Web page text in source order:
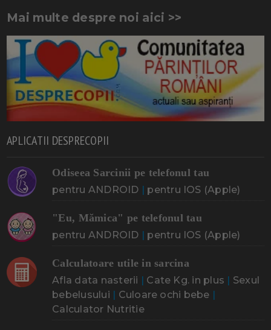
Mai multe despre noi aici >>
APLICATII DESPRECOPII
Odiseea Sarcinii pe telefonul tau
pentru ANDROID | pentru IOS (Apple)
"Eu, Mămica" pe telefonul tau
pentru ANDROID | pentru IOS (Apple)
Calculatoare utile in sarcina
Afla data nasterii | Cate Kg. in plus | Sexul
bebelusului | Culoare ochi bebe |
Calculator Nutritie